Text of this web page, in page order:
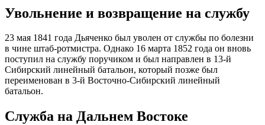
Увольнение и возвращение на службу
23 мая 1841 года Дьяченко был уволен от службы по болезни
в чине штаб-ротмистра. Однако 16 марта 1852 года он вновь
поступил на службу поручиком и был направлен в 13-й
Сибирский линейный батальон, который позже был
переименован в 3-й Восточно-Сибирский линейный
батальон.
Служба на Дальнем Востоке